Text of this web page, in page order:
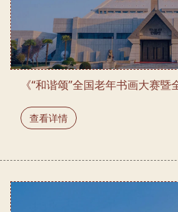
《“和谐颂”全国老年书画大赛暨
查看详情